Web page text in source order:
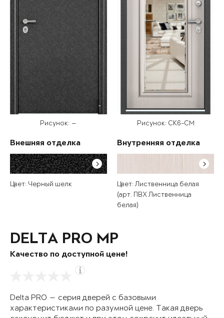
Рисунок: —
Внешняя отделка
Цвет: Черный шелк
Рисунок: СК6-СМ
Внутренняя отделка
Цвет: Лиственница белая
(арт. ПВХ Лиственница
белая)
DELTA PRO MP
Качество по доступной цене!
Delta PRO — серия дверей с базовыми
характеристиками по разумной цене. Такая дверь